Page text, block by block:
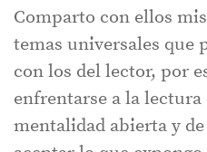
Comparto con ellos
temas universales que
con los del lector, por
enfrentarse a la
mentalidad abierta y